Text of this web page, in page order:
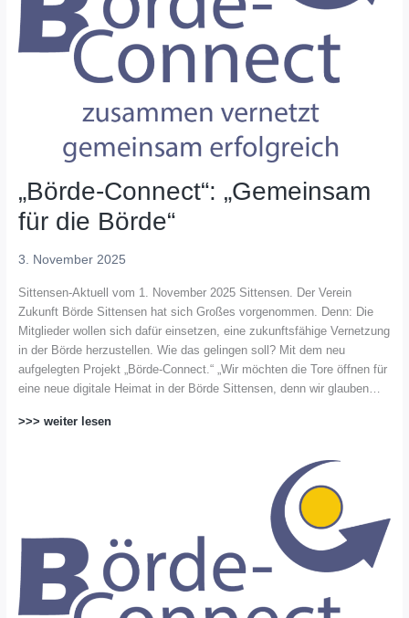
„Börde-Connect“: „Gemeinsam
für die Börde“
3. November 2025
Sittensen-Aktuell vom 1. November 2025 Sittensen. Der Verein
Zukunft Börde Sittensen hat sich Großes vorgenommen. Denn: Die
Mitglieder wollen sich dafür einsetzen, eine zukunftsfähige Vernetzung
in der Börde herzustellen. Wie das gelingen soll? Mit dem neu
aufgelegten Projekt „Börde-Connect.“ „Wir möchten die Tore öffnen für
eine neue digitale Heimat in der Börde Sittensen, denn wir glauben…
>>> weiter lesen